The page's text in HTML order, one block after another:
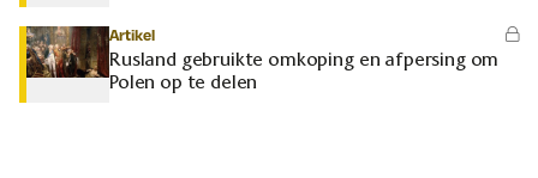
Artikel
Rusland gebruikte omkoping en afpersing om
Polen op te delen